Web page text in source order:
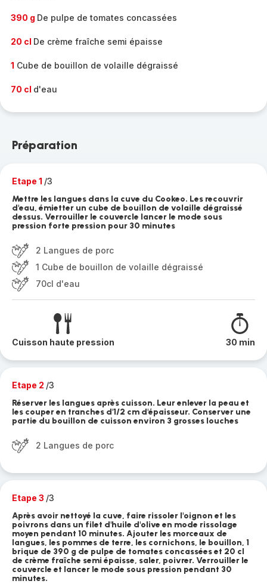
390 g De pulpe de tomates concassées
20 cl De crème fraîche semi épaisse
1 Cube de bouillon de volaille dégraissé
70 cl d'eau
Préparation
Etape 1 /3
Mettre les langues dans la cuve du Cookeo. Les recouvrir
d'eau, émietter un cube de bouillon de volaille dégraissé
dessus. Verrouiller le couvercle lancer le mode sous
pression forte pression pour 30 minutes
2 Langues de porc
1 Cube de bouillon de volaille dégraissé
70cl d'eau
Cuisson haute pression 30 min
Etape 2 /3
Réserver les langues après cuisson. Leur enlever la peau et
les couper en tranches d'1/2 cm d'épaisseur. Conserver une
partie du bouillon de cuisson environ 3 grosses louches
2 Langues de porc
Etape 3 /3
Après avoir nettoyé la cuve, faire rissoler l'oignon et les
poivrons dans un filet d'huile d'olive en mode rissolage
moyen pendant 10 minutes. Ajouter les morceaux de
langues, les pommes de terre, les cornichons, le bouillon, 1
brique de 390 g de pulpe de tomates concassées et 20 cl
de crème fraîche semi épaisse, saler, poivrer. Verrouiller le
couvercle et lancer le mode sous pression pendant 30
minutes.